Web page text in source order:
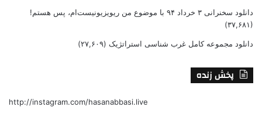
دانلود سخنرانی ۳ خرداد ۹۴ با موضوع من ریویزیونیست‌ام، پس هستم!
(۳۷,۶۸۱)
دانلود مجموعه کامل غرب شناسی استراتژیک (۲۷,۶۰۹)
پخش زنده
http://instagram.com/hasanabbasi.live